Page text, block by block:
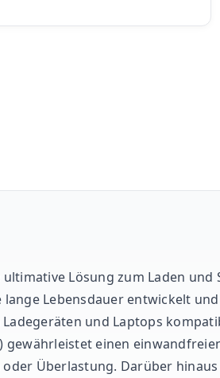
Lösung zum Laden
Lebensdauer entwickelt
und Laptops
einen
Überlastung. Darüber